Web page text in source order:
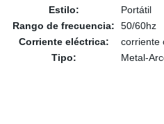
Estilo:
Portátil
Rango de frecuencia:
50/60hz
Corriente eléctrica:
corriente
Tipo:
Metal-